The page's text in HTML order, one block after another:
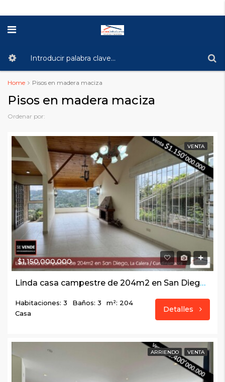
Home Pisos en madera maciza
Pisos en madera maciza
Ordenar por:
VENTA
$1,150,000,000
Linda casa campestre de 204m2 en San Diego, La Calera Cundinamarca
Habitaciones: 3 Baños: 3
m²: 204
Casa
Detalles
ARRIENDO VENTA